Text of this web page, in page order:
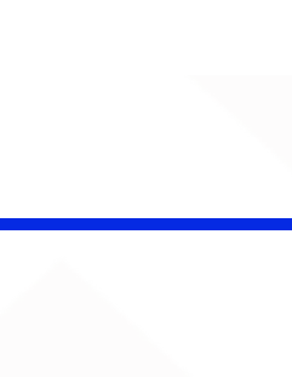
CHAMELEO acerta as